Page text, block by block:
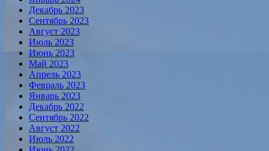
Декабрь 2023
Сентябрь 2023
Август 2023
Июль 2023
Июнь 2023
Май 2023
Апрель 2023
Февраль 2023
Январь 2023
Декабрь 2022
Сентябрь 2022
Август 2022
Июль 2022